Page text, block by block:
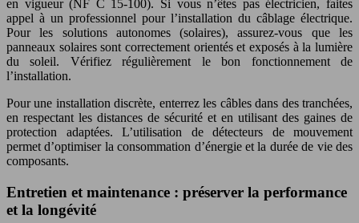
en vigueur (NF C 15-100). Si vous n’êtes pas électricien, faites
appel à un professionnel pour l’installation du câblage électrique.
Pour les solutions autonomes (solaires), assurez-vous que les
panneaux solaires sont correctement orientés et exposés à la lumière
du soleil. Vérifiez régulièrement le bon fonctionnement de
l’installation.
Pour une installation discrète, enterrez les câbles dans des tranchées,
en respectant les distances de sécurité et en utilisant des gaines de
protection adaptées. L’utilisation de détecteurs de mouvement
permet d’optimiser la consommation d’énergie et la durée de vie des
composants.
Entretien et maintenance : préserver la performance
et la longévité